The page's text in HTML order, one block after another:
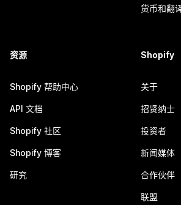
货币和翻
资源
Shopify 帮助中心
API 文档
Shopify 社区
Shopify 博客
研究
Shopify
关于
招贤纳士
投资者
新闻媒体
合作伙伴
联盟